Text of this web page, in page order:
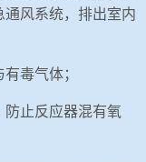
通风系统，排出室内
毒气体；
止反应器混有氧